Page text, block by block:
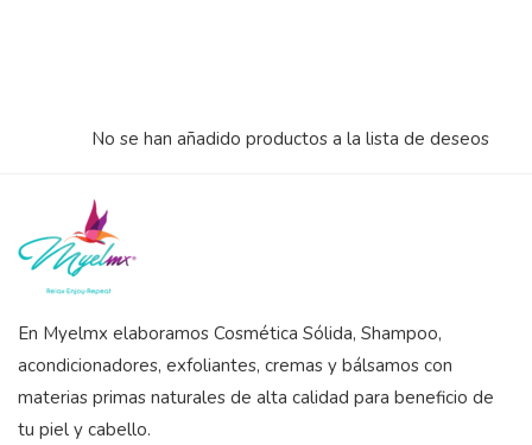
No se han añadido productos a la lista de deseos
En Myelmx elaboramos Cosmética Sólida, Shampoo,
acondicionadores, exfoliantes, cremas y bálsamos con
materias primas naturales de alta calidad para beneficio de
tu piel y cabello.